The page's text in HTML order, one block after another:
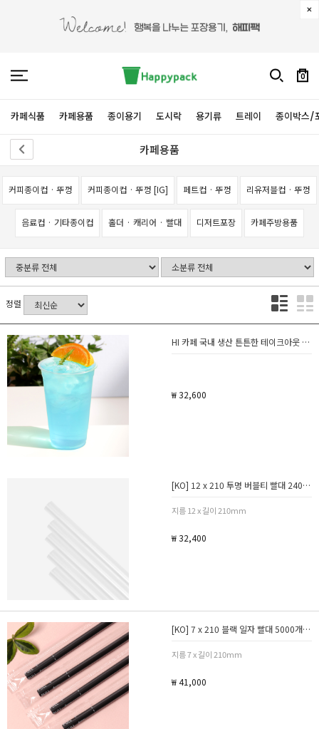
0
카페식품 카페용품 종이용기 도시락 용기류 트레이 종이박스/
카페용품
커피종이컵 · 뚜껑 커피종이컵 · 뚜껑 [IG] 페트컵 · 뚜껑 리유저블컵 · 뚜껑
음료컵 · 기타종이컵 홀더 · 캐리어 · 빨대 디저트포장 카페주방용품
정렬
HI 카페 국내 생산 튼튼한 테이크아웃 페트컵 500개
₩ 32,600
[KO] 12 x 210 투명 버블티 빨대 2400개 / 벌크포장
지름 12 x 길이 210mm
₩ 32,400
[KO] 7 x 210 블랙 일자 빨대 5000개 / 개별포장
지름 7 x 길이 210mm
₩ 41,000